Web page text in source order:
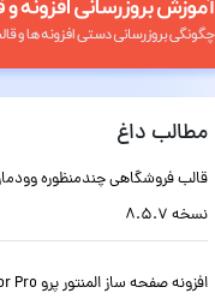
مطالب داغ
نسخه 8.5.7